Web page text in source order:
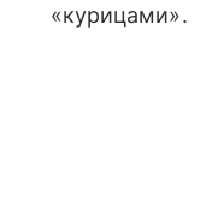
«курицами».